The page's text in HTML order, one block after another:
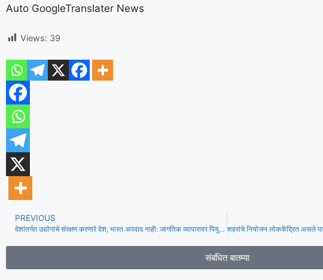
Auto GoogleTranslater News
Views: 39
PREVIOUS
देशांतर्गत उद्योगांचे संरक्षण करणारे देश, भारत अपवाद नाही: जागतिक व्यापारावर पियुष गोयल
संबंधित बातम्या